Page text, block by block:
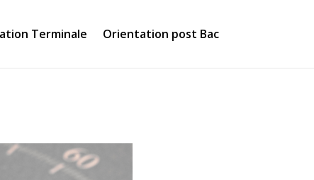
Terminale Orientation post Bac